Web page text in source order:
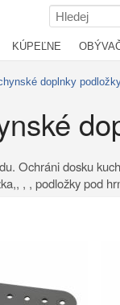
KÚPEĽNE
doplnky
Ochráni dosku
, , podložky pod